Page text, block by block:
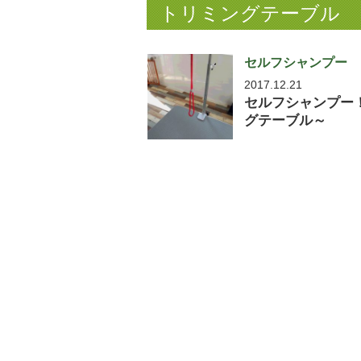
トリミングテーブル
セルフシャンプー
2017.12.21
セルフシャンプー
グテーブル～